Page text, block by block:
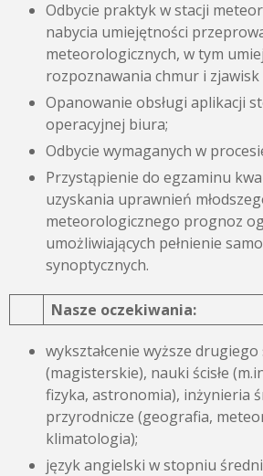
Odbycie praktyk w stacji
nabycia umiejętności
meteorologicznych, w tym
rozpoznawania chmur i
Opanowanie obsługi aplikacji
operacyjnej biura;
Odbycie wymaganych w
Przystąpienie do egzaminu
uzyskania uprawnień
meteorologicznego prognoz
umożliwiających pełnienie
synoptycznych.
Nasze oczekiwania:
wykształcenie wyższe
(magisterskie), nauki ścisłe
fizyka, astronomia), inżynieria
przyrodnicze (geografia,
klimatologia);
język angielski w stopniu